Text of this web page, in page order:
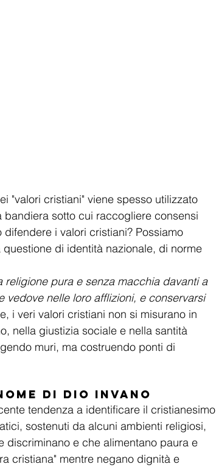
"valori cristiani" viene spesso utilizzato
sotto cui raccogliere consensi
i valori cristiani? Possiamo
di identità nazionale, di norme
religione pura e senza macchia davanti a
vedove nelle loro afflizioni, e conservarsi
i veri valori cristiani non si misurano in
nella giustizia sociale e nella santità
muri, ma costruendo ponti di
di Dio invano
tendenza a identificare il cristianesimo
sostenuti da alcuni ambienti religiosi,
discriminano e che alimentano paura e
cristiana" mentre negano dignità e